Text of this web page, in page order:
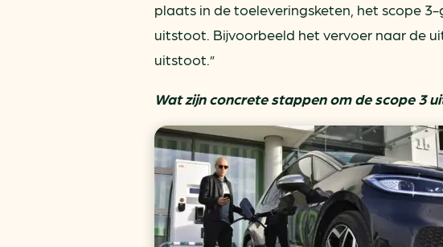
plaats in de toeleveringsketen, het scope
uitstoot. Bijvoorbeeld het vervoer naar de
uitstoot.”
Wat zijn concrete stappen om de scope 3